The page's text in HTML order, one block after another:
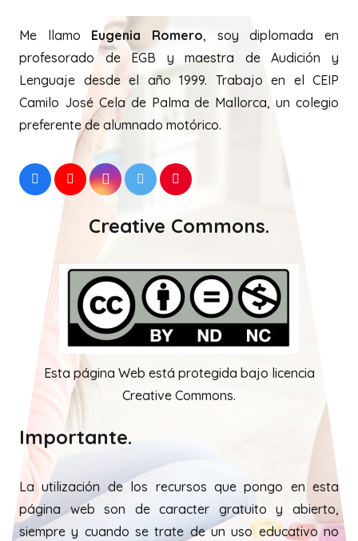
Me llamo Eugenia Romero, soy diplomada en
profesorado de EGB y maestra de Audición y
Lenguaje desde el año 1999. Trabajo en el CEIP
Camilo José Cela de Palma de Mallorca, un colegio
preferente de alumnado motórico.
Creative Commons.
Esta página Web está protegida bajo licencia
Creative Commons.
Importante.
La utilización de los recursos que pongo en esta
página web son de caracter gratuito y abierto,
siempre y cuando se trate de un uso educativo no